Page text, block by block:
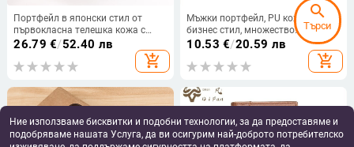
Портфейл в японски стил от
първокласна телешка кожа с
голяма вместимост, триразделен
за карти, вертикален формат,
растително обработена кожа
26.79 €/52.40 лв
add_shopping_cart
Мъжки портфейл, PU кожа,
бизнес стил, множество
отделения за карти,
износоустойчив, пролет 2025
10.53 €/20.59 лв
add_shopping_cart
Ние използваме бисквитки и подобни технологии, за да предоставяме и
подобряваме нашата Услуга, да ви осигурим най-доброто потребителско
search
Търси